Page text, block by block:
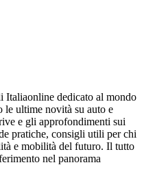
dedicato al mondo
le ultime novità su auto e
e gli approfondimenti sui
pratiche, consigli utili per chi
e mobilità del futuro. Il tutto
nel panorama